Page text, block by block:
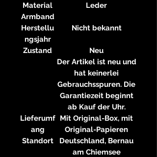
Material
Armband
Leder
Herstellu
ngsjahr
Nicht bekannt
Zustand
Neu
Der Artikel ist neu und
hat keinerlei
Gebrauchsspuren. Die
Garantiezeit beginnt
ab Kauf der Uhr.
Lieferumf
ang
Mit Original-Box, mit
Original-Papieren
Standort
Deutschland, Bernau
am Chiemsee